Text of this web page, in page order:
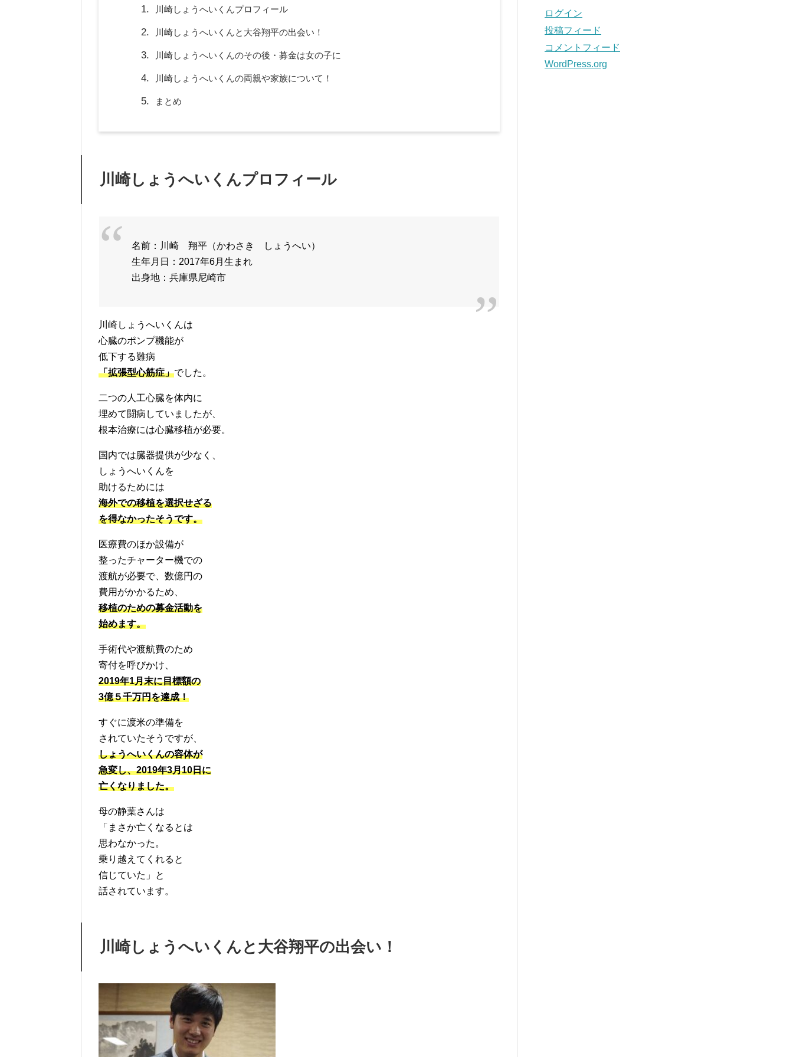
川崎しょうへいくんプロフィール
川崎しょうへいくんと大谷翔平の出会い！
川崎しょうへいくんのその後・募金は女の子に
川崎しょうへいくんの両親や家族について！
まとめ
川崎しょうへいくんプロフィール
名前：川崎 翔平（かわさき しょうへい）
生年月日：2017年6月生まれ
出身地：兵庫県尼崎市
川崎しょうへいくんは
心臓のポンプ機能が
低下する難病
「拡張型心筋症」でした。
二つの人工心臓を体内に
埋めて闘病していましたが、
根本治療には心臓移植が必要。
国内では臓器提供が少なく、
しょうへいくんを
助けるためには
海外での移植を選択せざる
を得なかったそうです。
医療費のほか設備が
整ったチャーター機での
渡航が必要で、数億円の
費用がかかるため、
移植のための募金活動を
始めます。
手術代や渡航費のため
寄付を呼びかけ、
2019年1月末に目標額の
3億５千万円を達成！
すぐに渡米の準備を
されていたそうですが、
しょうへいくんの容体が
急変し、2019年3月10日に
亡くなりました。
母の静葉さんは
「まさか亡くなるとは
思わなかった。
乗り越えてくれると
信じていた」と
話されています。
川崎しょうへいくんと大谷翔平の出会い！
ログイン
投稿フィード
コメントフィード
WordPress.org